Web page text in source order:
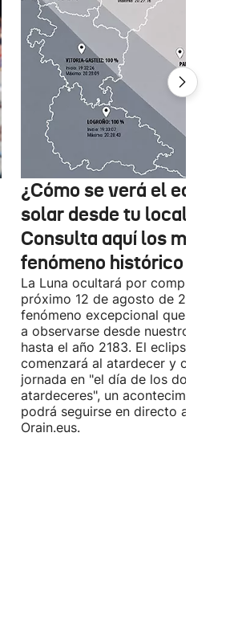
¿Cómo se verá el eclipse
solar desde tu localidad?
Consulta aquí los mapas
fenómeno histórico
La Luna ocultará por completo al Sol
próximo 12 de agosto de 2026 en un
fenómeno excepcional que no
a observarse desde nuestro territorio
hasta el año 2183. El eclipse solar
comenzará al atardecer y convertirá
jornada en "el día de los dos
atardeceres", un acontecimiento que
podrá seguirse en directo a través de
Orain.eus.